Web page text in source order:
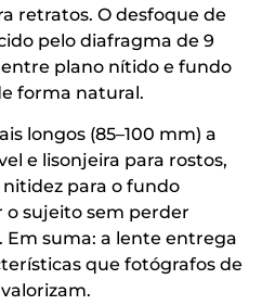
retratos. O desfoque de
pelo diafragma de 9
plano nítido e fundo
forma natural.
longos (85–100 mm) a
e lisonjeira para rostos,
para o fundo
sujeito sem perder
suma: a lente entrega
que fotógrafos de